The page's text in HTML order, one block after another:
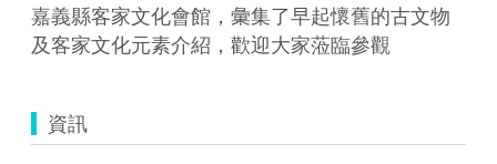
嘉義縣客家文化會館，彙集了早起懷舊的古文物
及客家文化元素介紹，歡迎大家蒞臨參觀
資訊